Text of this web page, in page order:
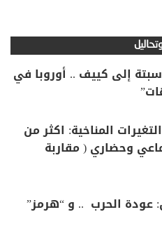
وتحاليل
إلى كييف .. أوروبا في
المناخية: اكثر من
وحضاري ( مقاربة
عودة الحرب .. و “هرمز”